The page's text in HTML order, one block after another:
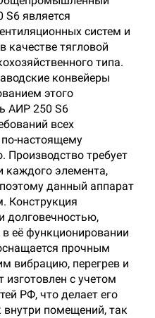
S6 является
систем и
качестве тягловой
типа.
конвейеры
этого
АИР 250 S6
всех
настоящему
Производство требует
каждого элемента,
данный аппарат
Конструкция
долговечностью,
её функционировании
прочным
вибрацию, перегрев и
изготовлен с учетом
РФ, что делает его
внутри помещений, так